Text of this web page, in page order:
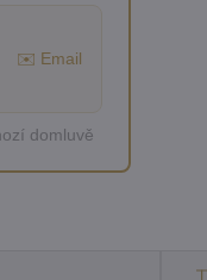
✉️ Email
domluvě